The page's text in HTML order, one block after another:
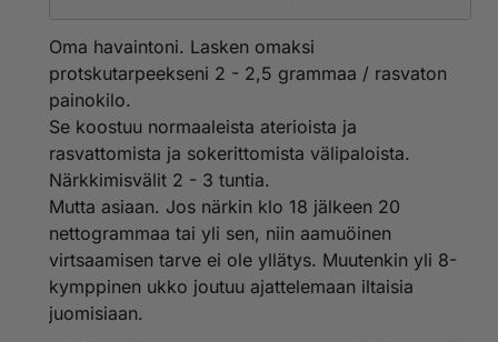
Oma havaintoni. Lasken omaksi
protskutarpeekseni 2 - 2,5 grammaa / rasvaton
painokilo.
Se koostuu normaaleista aterioista ja
rasvattomista ja sokerittomista välipaloista.
Närkkimisvälit 2 - 3 tuntia.
Mutta asiaan. Jos närkin klo 18 jälkeen 20
nettogrammaa tai yli sen, niin aamuöinen
virtsaamisen tarve ei ole yllätys. Muutenkin yli 8-
kymppinen ukko joutuu ajattelemaan iltaisia
juomisiaan.